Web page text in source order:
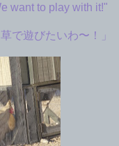
want to play with it!"
で遊びたいわ〜！」